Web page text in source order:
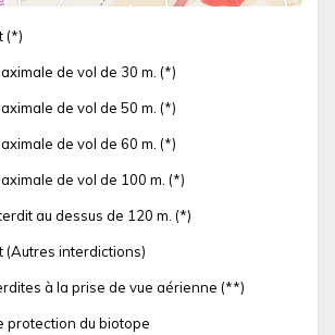
(*)
de vol de 30 m. (*)
de vol de 50 m. (*)
de vol de 60 m. (*)
de vol de 100 m. (*)
au dessus de 120 m. (*)
(Autres interdictions)
à la prise de vue aérienne (**)
protection du biotope